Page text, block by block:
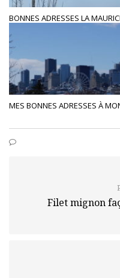
BONNES ADRESSES LA
MES BONNES ADRESSES À
Filet mignon